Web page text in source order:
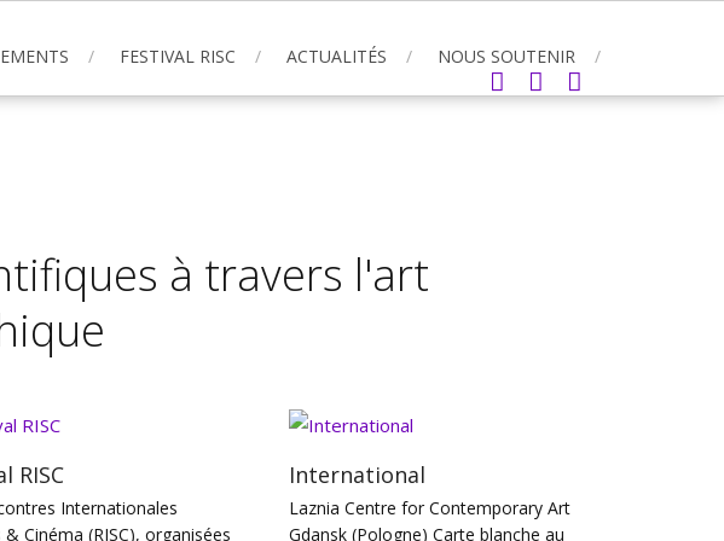
FESTIVAL RISC ACTUALITÉS NOUS SOUTENIR
à travers l'art
RISC
Internationales
& Cinéma (RISC), organisées
International
Laznia Centre for Contemporary Art
Gdansk (Pologne) Carte blanche au